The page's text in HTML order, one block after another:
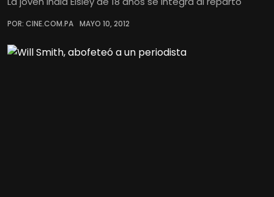
POR: CINE.COM.PA MAYO 10, 2012